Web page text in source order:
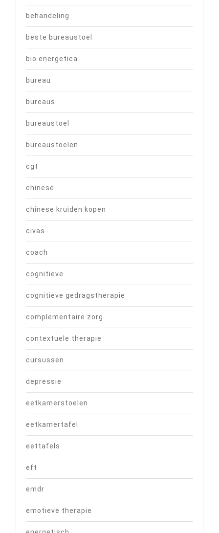
behandeling
beste bureaustoel
bio energetica
bureau
bureaus
bureaustoel
bureaustoelen
cgt
chinese
chinese kruiden kopen
civas
coach
cognitieve
cognitieve gedragstherapie
complementaire zorg
contextuele therapie
cursussen
depressie
eetkamerstoelen
eetkamertafel
eettafels
eft
emdr
emotieve therapie